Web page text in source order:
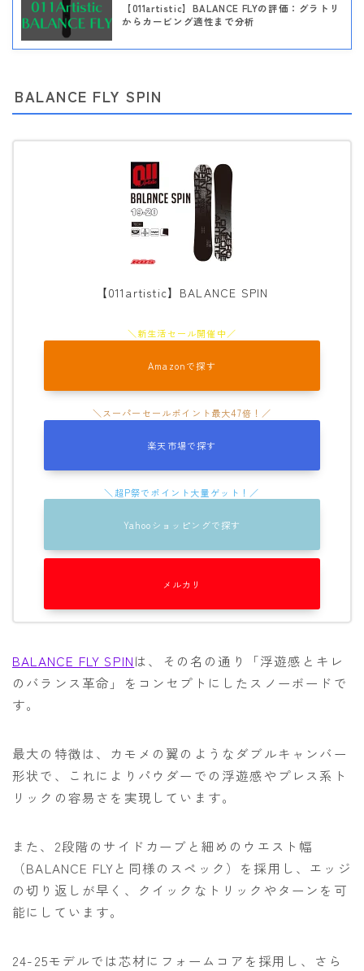
【011artistic】BALANCE FLYの評価：グラトリ
からカービング適性まで分析
BALANCE FLY SPIN
【011artistic】BALANCE SPIN
Amazonで探す
楽天市場で探す
Yahooショッピングで探す
メルカリ
BALANCE FLY SPINは、その名の通り「浮遊感とキレ
のバランス革命」をコンセプトにしたスノーボードで
す。
最大の特徴は、カモメの翼のようなダブルキャンバー
形状で、これによりパウダーでの浮遊感やプレス系ト
リックの容易さを実現しています。
また、2段階のサイドカーブと細めのウエスト幅
（BALANCE FLYと同様のスペック）を採用し、エッジ
の切り返しが早く、クイックなトリックやターンを可
能にしています。
24-25モデルでは芯材にフォームコアを採用し、さら